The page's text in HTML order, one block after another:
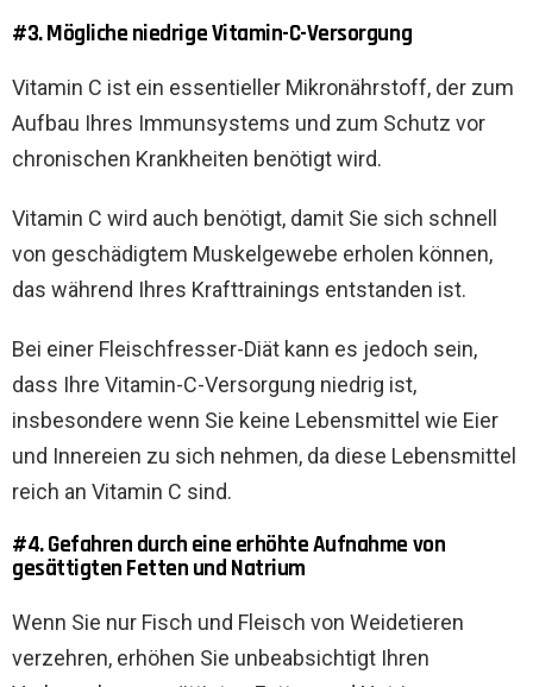
#3. Mögliche niedrige Vitamin-C-Versorgung
Vitamin C ist ein essentieller Mikronährstoff, der zum
Aufbau Ihres Immunsystems und zum Schutz vor
chronischen Krankheiten benötigt wird.
Vitamin C wird auch benötigt, damit Sie sich schnell
von geschädigtem Muskelgewebe erholen können,
das während Ihres Krafttrainings entstanden ist.
Bei einer Fleischfresser-Diät kann es jedoch sein,
dass Ihre Vitamin-C-Versorgung niedrig ist,
insbesondere wenn Sie keine Lebensmittel wie Eier
und Innereien zu sich nehmen, da diese Lebensmittel
reich an Vitamin C sind.
#4. Gefahren durch eine erhöhte Aufnahme von
gesättigten Fetten und Natrium
Wenn Sie nur Fisch und Fleisch von Weidetieren
verzehren, erhöhen Sie unbeabsichtigt Ihren